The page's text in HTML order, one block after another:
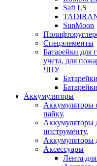
Saft LS
SunMoon
Спецэлементы
Батарейки для
учета, для
ЧПУ
Аккумуляторы
Аккумуляторы
пайку.
Аккумуляторы
инструменту.
Аккумуляторы
Аксессуары
Лента